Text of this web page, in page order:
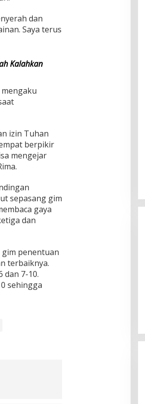
dan
Saya terus
Kalahkan
izin Tuhan
berpikir
mengejar
sepasang gim
gaya
dan
gim penentuan
terbaiknya.
7-10.
sehingga
Enam Pejabat Baru Resmi Dilantik